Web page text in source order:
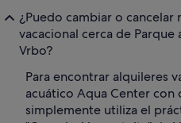
¿Puedo cambiar o
vacacional cerca de
Vrbo?
Para encontrar alquileres
acuático Aqua Center con
simplemente utiliza el